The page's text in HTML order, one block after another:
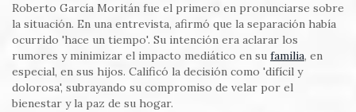
Roberto García Moritán fue el primero en pronunciarse sobre
la situación. En una entrevista, afirmó que la separación había
ocurrido 'hace un tiempo'. Su intención era aclarar los
rumores y minimizar el impacto mediático en su familia, en
especial, en sus hijos. Calificó la decisión como 'difícil y
dolorosa', subrayando su compromiso de velar por el
bienestar y la paz de su hogar.